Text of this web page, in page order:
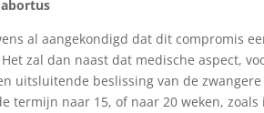
al aangekondigd dat dit compromis
zal dan naast dat medische aspect,
uitsluitende beslissing van de
termijn naar 15, of naar 20 weken,
Inschrijven